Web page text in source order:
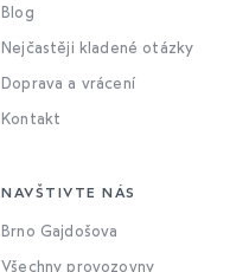
Blog
Nejčastěji kladené otázky
Doprava a vrácení
Kontakt
NAVŠTIVTE NÁS
Brno Gajdošova
Všechny provozovny